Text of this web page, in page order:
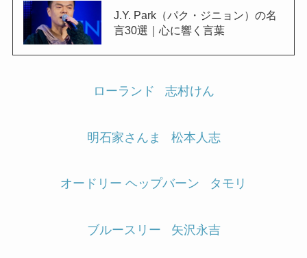
J.Y. Park（パク・ジニョン）の名
言30選｜心に響く言葉
ローランド 志村けん
明石家さんま 松本人志
オードリー ヘップバーン タモリ
ブルースリー 矢沢永吉